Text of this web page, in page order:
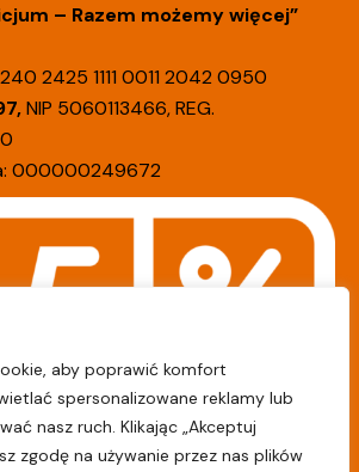
aby poprawić komfort
spersonalizowane reklamy lub
nasz ruch. Klikając „Akceptuj
zgodę na używanie przez nas plików
– Razem możemy więcej”
2425 1111 0011 2042 0950
NIP 5060113466, REG.
000000249672